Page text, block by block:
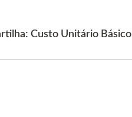
Custo Unitário